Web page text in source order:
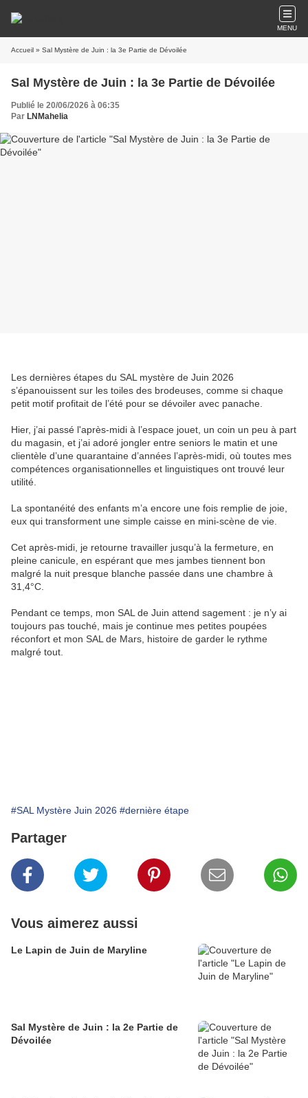
MENU
Accueil » Sal Mystère de Juin : la 3e Partie de Dévoilée
Sal Mystère de Juin : la 3e Partie de Dévoilée
Publié le 20/06/2026 à 06:35
Par LNMahelia
Les dernières étapes du SAL mystère de Juin 2026
s’épanouissent sur les toiles des brodeuses, comme si chaque
petit motif profitait de l’été pour se dévoiler avec panache.
Hier, j’ai passé l'après-midi à l’espace jouet, un coin un peu à part
du magasin, et j’ai adoré jongler entre seniors le matin et une
clientèle d’une quarantaine d’années l’après‑midi, où toutes mes
compétences organisationnelles et linguistiques ont trouvé leur
utilité.
La spontanéité des enfants m’a encore une fois remplie de joie,
eux qui transforment une simple caisse en mini‑scène de vie.
Cet après‑midi, je retourne travailler jusqu’à la fermeture, en
pleine canicule, en espérant que mes jambes tiennent bon
malgré la nuit presque blanche passée dans une chambre à
31,4°C.
Pendant ce temps, mon SAL de Juin attend sagement : je n’y ai
toujours pas touché, mais je continue mes petites poupées
réconfort et mon SAL de Mars, histoire de garder le rythme
malgré tout.
#SAL Mystère Juin 2026 #dernière étape
Partager
Vous aimerez aussi
Le Lapin de Juin de Maryline
Sal Mystère de Juin : la 2e Partie de
Dévoilée